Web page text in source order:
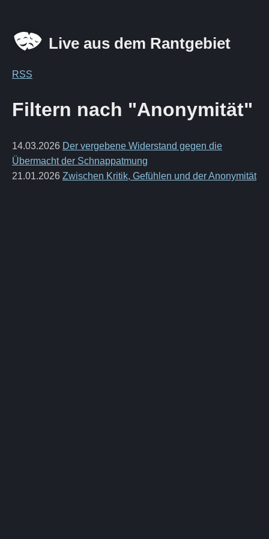
Live aus dem Rantgebiet
RSS
Filtern nach "Anonymität"
14.03.2026 Der vergebene Widerstand gegen die
Übermacht der Schnappatmung
21.01.2026 Zwischen Kritik, Gefühlen und der Anonymität